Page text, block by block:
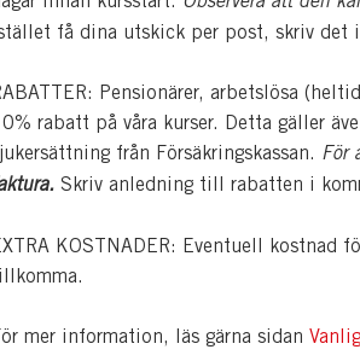
få dina utskick per post, skriv det
Pensionärer, arbetslösa
rabatt på våra kurser. Detta gäller
från Försäkringskassan. För
Skriv anledning till rabatten i
KOSTNADER: Eventuell kostnad
mer information, läs gärna sidan